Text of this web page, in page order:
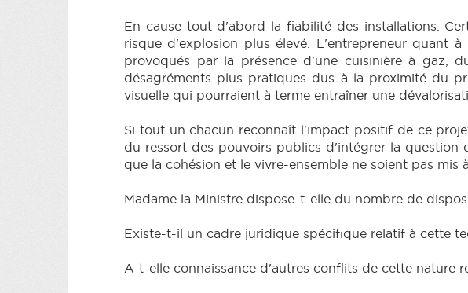
En cause tout d'abord la fiabilité des installations.
risque d'explosion plus élevé. L'entrepreneur quant
provoqués par la présence d'une cuisinière à gaz,
désagréments plus pratiques dus à la proximité du
visuelle qui pourraient à terme entraîner une
Si tout un chacun reconnaît l'impact positif de ce
du ressort des pouvoirs publics d'intégrer la
que la cohésion et le vivre-ensemble ne soient pas mis
Madame la Ministre dispose-t-elle du nombre de
Existe-t-il un cadre juridique spécifique relatif à cette
A-t-elle connaissance d'autres conflits de cette nature